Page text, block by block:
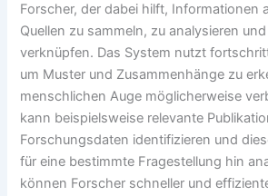
Forscher, der dabei hilft, Informationen
Quellen zu sammeln, zu analysieren
verknüpfen. Das System nutzt
um Muster und Zusammenhänge zu
menschlichen Auge möglicherweise
kann beispielsweise relevante
Forschungsdaten identifizieren und
für eine bestimmte Fragestellung hin
können Forscher schneller und